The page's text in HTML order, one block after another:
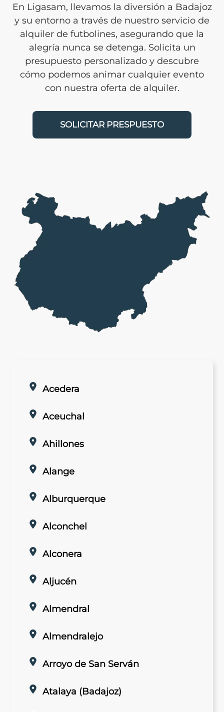
En Ligasam, llevamos la diversión a Badajoz
y su entorno a través de nuestro servicio de
alquiler de futbolines, asegurando que la
alegría nunca se detenga. Solicita un
presupuesto personalizado y descubre
cómo podemos animar cualquier evento
con nuestra oferta de alquiler.
SOLICITAR PRESPUESTO
Acedera
Aceuchal
Ahillones
Alange
Alburquerque
Alconchel
Alconera
Aljucén
Almendral
Almendralejo
Arroyo de San Serván
Atalaya (Badajoz)